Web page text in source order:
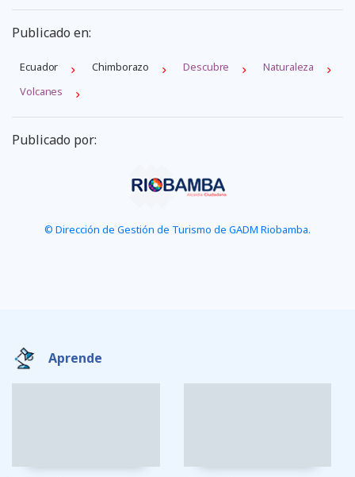
Publicado en:
Ecuador Chimborazo Descubre
Naturaleza
Volcanes
Publicado por:
© Dirección de Gestión de Turismo de GADM Riobamba.
Aprende